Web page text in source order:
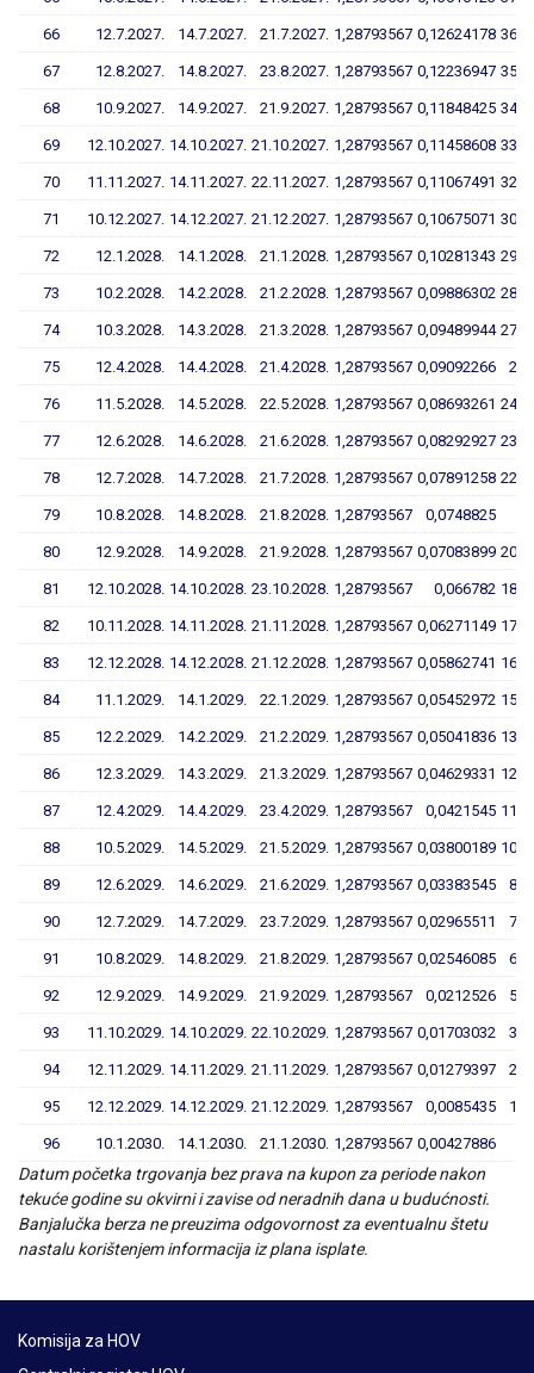
66 12.7.2027. 14.7.2027. 21.7.2027. 1,28793567 0,12624178
67 12.8.2027. 14.8.2027. 23.8.2027. 1,28793567 0,12236947
68 10.9.2027. 14.9.2027. 21.9.2027. 1,28793567 0,11848425
69 12.10.2027. 14.10.2027. 21.10.2027. 1,28793567 0,11458608
70 11.11.2027. 14.11.2027. 22.11.2027. 1,28793567 0,11067491
71 10.12.2027. 14.12.2027. 21.12.2027. 1,28793567 0,10675071
72 12.1.2028. 14.1.2028. 21.1.2028. 1,28793567 0,10281343
73 10.2.2028. 14.2.2028. 21.2.2028. 1,28793567 0,09886302
74 10.3.2028. 14.3.2028. 21.3.2028. 1,28793567 0,09489944
75 12.4.2028. 14.4.2028. 21.4.2028. 1,28793567 0,09092266
76 11.5.2028. 14.5.2028. 22.5.2028. 1,28793567 0,08693261
77 12.6.2028. 14.6.2028. 21.6.2028. 1,28793567 0,08292927
78 12.7.2028. 14.7.2028. 21.7.2028. 1,28793567 0,07891258
79 10.8.2028. 14.8.2028. 21.8.2028. 1,28793567 0,0748825
80 12.9.2028. 14.9.2028. 21.9.2028. 1,28793567 0,07083899
81 12.10.2028. 14.10.2028. 23.10.2028. 1,28793567 0,066782
82 10.11.2028. 14.11.2028. 21.11.2028. 1,28793567 0,06271149
83 12.12.2028. 14.12.2028. 21.12.2028. 1,28793567 0,05862741
84 11.1.2029. 14.1.2029. 22.1.2029. 1,28793567 0,05452972
85 12.2.2029. 14.2.2029. 21.2.2029. 1,28793567 0,05041836
86 12.3.2029. 14.3.2029. 21.3.2029. 1,28793567 0,04629331
87 12.4.2029. 14.4.2029. 23.4.2029. 1,28793567 0,0421545
88 10.5.2029. 14.5.2029. 21.5.2029. 1,28793567 0,03800189
89 12.6.2029. 14.6.2029. 21.6.2029. 1,28793567 0,03383545
90 12.7.2029. 14.7.2029. 23.7.2029. 1,28793567 0,02965511
91 10.8.2029. 14.8.2029. 21.8.2029. 1,28793567 0,02546085
92 12.9.2029. 14.9.2029. 21.9.2029. 1,28793567 0,0212526
93 11.10.2029. 14.10.2029. 22.10.2029. 1,28793567 0,01703032
94 12.11.2029. 14.11.2029. 21.11.2029. 1,28793567 0,01279397
95 12.12.2029. 14.12.2029. 21.12.2029. 1,28793567 0,0085435
96 10.1.2030. 14.1.2030. 21.1.2030. 1,28793567 0,00427886
Datum početka trgovanja bez prava na kupon za periode nakon
tekuće godine su okvirni i zavise od neradnih dana u budućnosti.
Banjalučka berza ne preuzima odgovornost za eventualnu štetu
nastalu korištenjem informacija iz plana isplate.
Komisija za HOV